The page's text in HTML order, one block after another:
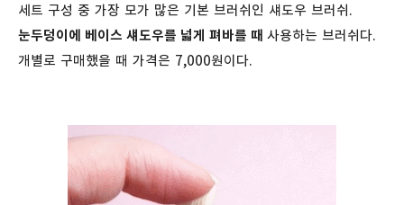
세트 구성 중 가장 모가 많은 기본 브러쉬인 섀도우 브러쉬.
눈두덩이에 베이스 섀도우를 넓게 펴바를 때 사용하는 브러쉬다.
개별로 구매했을 때 가격은 7,000원이다.